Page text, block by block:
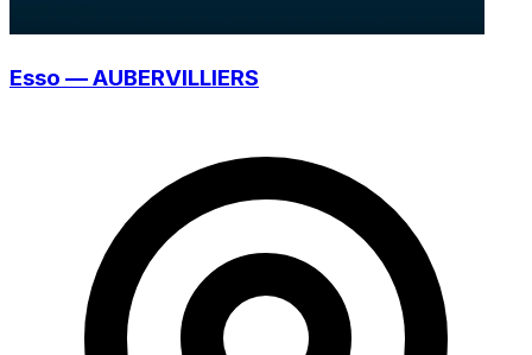
Esso — AUBERVILLIERS